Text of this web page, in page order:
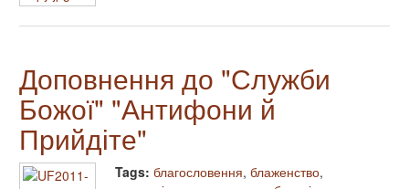
Доповнення до "Служби
Божої" "Антифони й
Прийдіте"
Tags: благословення, блаженство,